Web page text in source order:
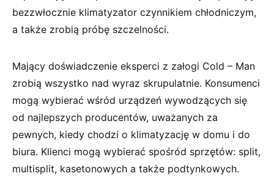
bezzwłocznie klimatyzator czynnikiem chłodniczym,
a także zrobią próbę szczelności.
Mający doświadczenie eksperci z załogi Cold – Man
zrobią wszystko nad wyraz skrupulatnie. Konsumenci
mogą wybierać wśród urządzeń wywodzących się
od najlepszych producentów, uważanych za
pewnych, kiedy chodzi o klimatyzację w domu i do
biura. Klienci mogą wybierać spośród sprzętów: split,
multisplit, kasetonowych a także podtynkowych.